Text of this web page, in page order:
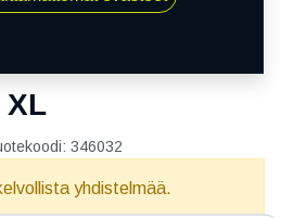
XL
346032
yhdistelmää.